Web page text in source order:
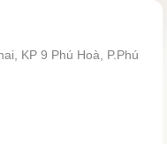
KP 9 Phú Hoà, P.Phú